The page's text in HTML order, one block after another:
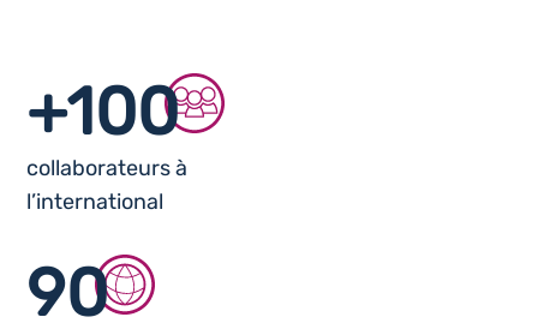
+100
collaborateurs à
l’international
90